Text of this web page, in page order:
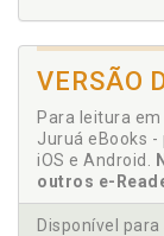
VERSÃO
Para leitura
Juruá eBooks -
iOS e Android.
outros e-
Disponível